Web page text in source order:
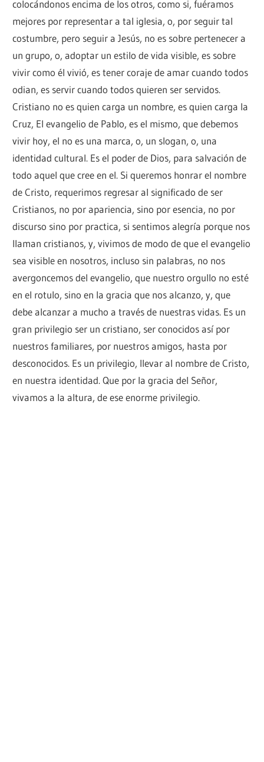
colocándonos encima de los otros, como si, fuéramos
mejores por representar a tal iglesia, o, por seguir tal
costumbre, pero seguir a Jesús, no es sobre pertenecer a
un grupo, o, adoptar un estilo de vida visible, es sobre
vivir como él vivió, es tener coraje de amar cuando todos
odian, es servir cuando todos quieren ser servidos.
Cristiano no es quien carga un nombre, es quien carga la
Cruz, El evangelio de Pablo, es el mismo, que debemos
vivir hoy, el no es una marca, o, un slogan, o, una
identidad cultural. Es el poder de Dios, para salvación de
todo aquel que cree en el. Si queremos honrar el nombre
de Cristo, requerimos regresar al significado de ser
Cristianos, no por apariencia, sino por esencia, no por
discurso sino por practica, si sentimos alegría porque nos
llaman cristianos, y, vivimos de modo de que el evangelio
sea visible en nosotros, incluso sin palabras, no nos
avergoncemos del evangelio, que nuestro orgullo no esté
en el rotulo, sino en la gracia que nos alcanzo, y, que
debe alcanzar a mucho a través de nuestras vidas. Es un
gran privilegio ser un cristiano, ser conocidos así por
nuestros familiares, por nuestros amigos, hasta por
desconocidos. Es un privilegio, llevar al nombre de Cristo,
en nuestra identidad. Que por la gracia del Señor,
vivamos a la altura, de ese enorme privilegio.